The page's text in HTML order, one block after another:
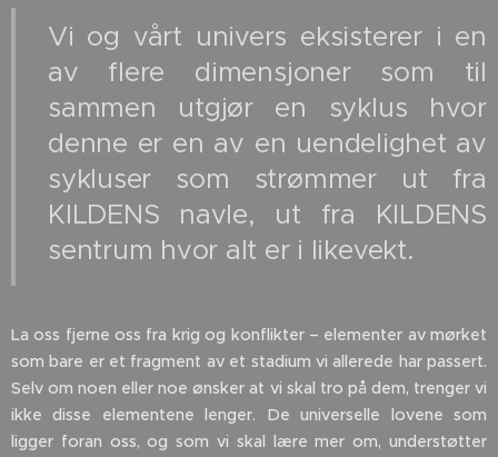
Vi og vårt univers eksisterer i en
av flere dimensjoner som til
sammen utgjør en syklus hvor
denne er en av en uendelighet av
sykluser som strømmer ut fra
KILDENS navle, ut fra KILDENS
sentrum hvor alt er i likevekt.
La oss fjerne oss fra krig og konflikter – elementer av mørket
som bare er et fragment av et stadium vi allerede har passert.
Selv om noen eller noe ønsker at vi skal tro på dem, trenger vi
ikke disse elementene lenger. De universelle lovene som
ligger foran oss, og som vi skal lære mer om, understøtter